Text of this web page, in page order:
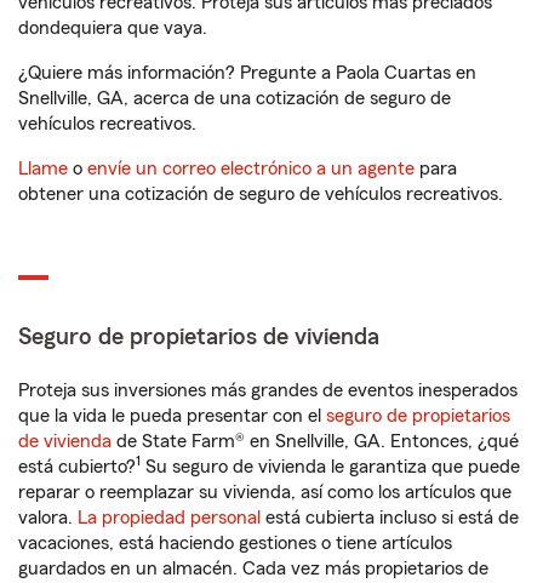
dondequiera que vaya.
¿Quiere más información? Pregunte a Paola Cuartas en
Snellville, GA, acerca de una cotización de seguro de
vehículos recreativos.
Llame o envíe un correo electrónico a un agente para
obtener una cotización de seguro de vehículos recreativos.
Seguro de propietarios de vivienda
Proteja sus inversiones más grandes de eventos inesperados
que la vida le pueda presentar con el seguro de propietarios
de vivienda de State Farm® en Snellville, GA. Entonces, ¿qué
está cubierto?1 Su seguro de vivienda le garantiza que puede
reparar o reemplazar su vivienda, así como los artículos que
valora. La propiedad personal está cubierta incluso si está de
vacaciones, está haciendo gestiones o tiene artículos
guardados en un almacén. Cada vez más propietarios de